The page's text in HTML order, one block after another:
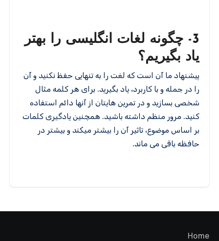
3- چگونه لغات انگلیسی را بهتر
یاد بگیریم؟
پیشنهاد ما آن است که لغت را به تنهایی حفظ نکنید و آن
را در جمله و با کاربرد، یاد بگیرید. برای هر کلمه مثال
شخصی بسازید و در تمرین هایتان از آنها دائم استفاده
کنید. مرور منظم داشته باشید. همچنین یادگیری کلمات
بر اساس موضوع، تاثیر آن را بیشتر میکند و بیشتر در
حافظه باقی می ماند.
Home